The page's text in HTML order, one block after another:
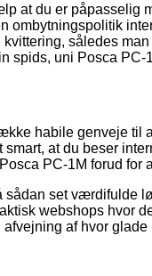
at du er påpasselig
ombytningspolitik
således
spids, uni Posca
habile genveje til
smart, at du beser
PC-1M forud for
sådan set værdifulde
webshops hvor
af hvor glade